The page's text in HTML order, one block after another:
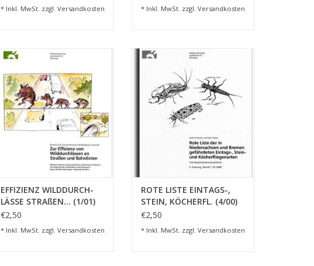
* Inkl. MwSt. zzgl. Versandkosten * Inkl. MwSt. zzgl. Versandkosten
EFFIZIENZ WILDDURCH- LÄSSE
ZUM WARENKORB HINZUFÜGEN
EFFIZIENZ WILDDURCH-
LÄSSE STRAßEN... (1/01)
€2,50
* Inkl. MwSt. zzgl. Versandkosten
ROTE LISTE EINTAGS-, STEIN,
ZUM WARENKORB HINZUFÜGEN
ROTE LISTE EINTAGS-,
STEIN, KÖCHERFL. (4/00)
€2,50
* Inkl. MwSt. zzgl. Versandkosten